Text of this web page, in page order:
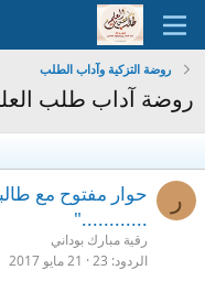
روضة التزكية وآداب الطلب
روضة آداب طلب
ر
حوار مفتوح مع
............"
رقية مبارك بوداني
الردود 23 21 مايو 2017